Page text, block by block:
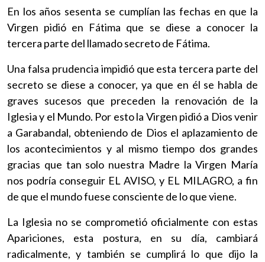
En los años sesenta se cumplían las fechas en que la
Virgen pidió en Fátima que se diese a conocer la
tercera parte del llamado secreto de Fátima.
Una falsa prudencia impidió que esta tercera parte del
secreto se diese a conocer, ya que en él se habla de
graves sucesos que preceden la renovación de la
Iglesia y el Mundo. Por esto la Virgen pidió a Dios venir
a Garabandal, obteniendo de Dios el aplazamiento de
los acontecimientos y al mismo tiempo dos grandes
gracias que tan solo nuestra Madre la Virgen María
nos podría conseguir EL AVISO, y EL MILAGRO, a fin
de que el mundo fuese consciente de lo que viene.
La Iglesia no se comprometió oficialmente con estas
Apariciones, esta postura, en su día, cambiará
radicalmente, y también se cumplirá lo que dijo la